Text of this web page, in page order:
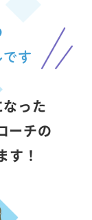
す
った
ーチの
す！